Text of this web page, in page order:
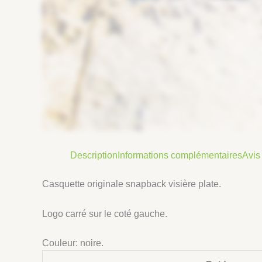
Description Informations complémentairesAvis
Casquette originale snapback visière plate.
Logo carré sur le coté gauche.
Couleur: noire.